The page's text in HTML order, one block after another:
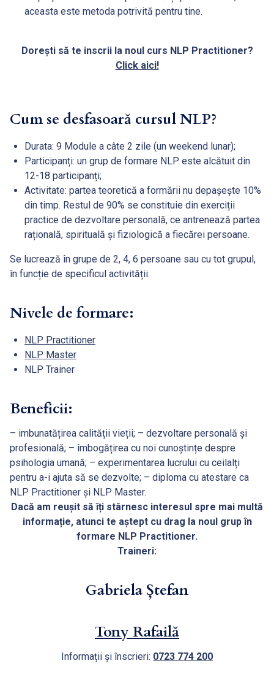
aceasta este metoda potrivită pentru tine.
Dorești să te inscrii la noul curs NLP Practitioner?
Click aici!
Cum se desfasoară cursul NLP?
Durata: 9 Module a câte 2 zile (un weekend lunar);
Participanți: un grup de formare NLP este alcătuit din
12-18 participanți;
Activitate: partea teoretică a formării nu depașește 10%
din timp. Restul de 90% se constituie din exerciții
practice de dezvoltare personală, ce antrenează partea
rațională, spirituală și fiziologică a fiecărei persoane.
Se lucrează în grupe de 2, 4, 6 persoane sau cu tot grupul,
în funcție de specificul activității.
Nivele de formare:
NLP Practitioner
NLP Master
NLP Trainer
Beneficii:
– imbunatățirea calității vieții; – dezvoltare personală și
profesională; – îmbogățirea cu noi cunoștințe despre
psihologia umană; – experimentarea lucrului cu ceilalți
pentru a-i ajuta să se dezvolte; – diploma cu atestare ca
NLP Practitioner și NLP Master.
Dacă am reușit să îți stârnesc interesul spre mai multă
informație, atunci te aștept cu drag la noul grup în
formare NLP Practitioner.
Traineri:
Gabriela Ștefan
Tony Rafailă
Informații și înscrieri: 0723 774 200